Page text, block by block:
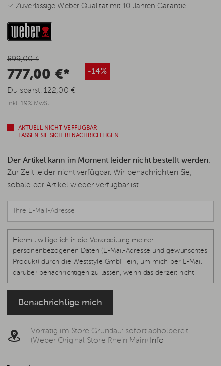
✓ Zuverlässige Weber Qualität mit 10 Jahren Garantie
899,00 €
777,00 €* -14%
Du sparst:122,00 €
inkl. 19% MwSt.
AKTUELL NICHT VERFÜGBAR
LASSEN SIE SICH BENACHRICHTIGEN
Der Artikel kann im Moment leider nicht bestellt werden.
Zur Zeit leider nicht verfügbar. Wir benachrichten Sie,
sobald der Artikel wieder verfügbar ist.
Hiermit willige ich in die Verarbeitung meiner
personenbezogenen Daten (E-Mail-Adresse und gewünschtes
Produkt) durch die Weststyle GmbH ein, um mich per E-Mail
darüber benachrichtigen zu lassen, wenn das derzeit nicht
verfügbare Produkt wieder vorrätig und lieferbar ist.
7 DS-GVO, welche jederzeit per E-Mail
widerrufen werden kann, um keine weiteren E-Mails zu
erhalten. Weitere Informationen in derDatenschutzerklärung
Benachrichtige mich
Vorrätig im Store Gründau: sofort abholbereit
(Weber Original Store Rhein Main) Info